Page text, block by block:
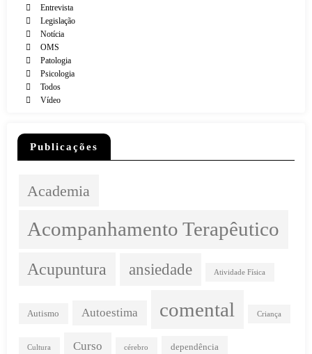
Entrevista
Legislação
Notícia
OMS
Patologia
Psicologia
Todos
Vídeo
Publicações
Academia
Acompanhamento Terapêutico
Acupuntura ansiedade Atividade Física
Autismo Autoestima comental Criança
Cultura Curso cérebro dependência